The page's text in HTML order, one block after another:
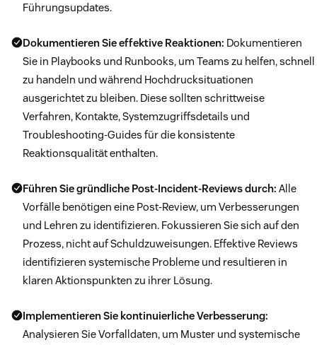
Führungsupdates.
Dokumentieren Sie effektive Reaktionen: Dokumentieren
Sie in Playbooks und Runbooks, um Teams zu helfen, schnell
zu handeln und während Hochdrucksituationen
ausgerichtet zu bleiben. Diese sollten schrittweise
Verfahren, Kontakte, Systemzugriffsdetails und
Troubleshooting-Guides für die konsistente
Reaktionsqualität enthalten.
Führen Sie gründliche Post-Incident-Reviews durch: Alle
Vorfälle benötigen eine Post-Review, um Verbesserungen
und Lehren zu identifizieren. Fokussieren Sie sich auf den
Prozess, nicht auf Schuldzuweisungen. Effektive Reviews
identifizieren systemische Probleme und resultieren in
klaren Aktionspunkten zu ihrer Lösung.
Implementieren Sie kontinuierliche Verbesserung:
Analysieren Sie Vorfalldaten, um Muster und systemische